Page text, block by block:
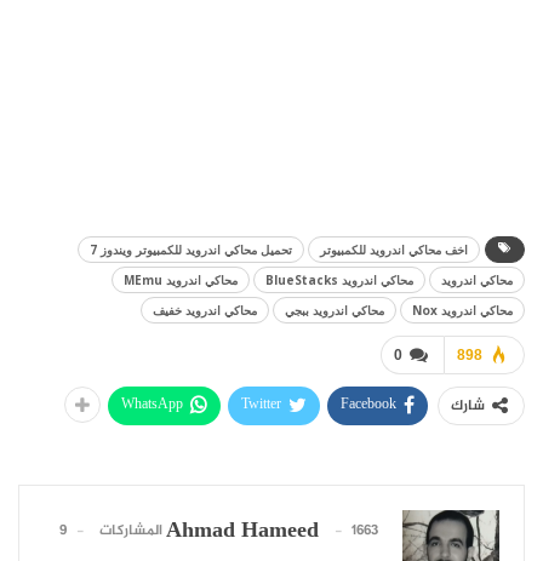
اخف محاكي اندرويد للكمبيوتر
تحميل محاكي اندرويد للكمبيوتر ويندوز 7
محاكي اندرويد
محاكي اندرويد BlueStacks
محاكي اندرويد MEmu
محاكي اندرويد Nox
محاكي اندرويد ببجي محاكي اندرويد خفيف
0 898
شارك Facebook
Twitter
WhatsApp
Ahmad Hameed 1663 المشاركات
9